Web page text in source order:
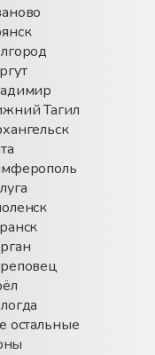
Тагил
остальные